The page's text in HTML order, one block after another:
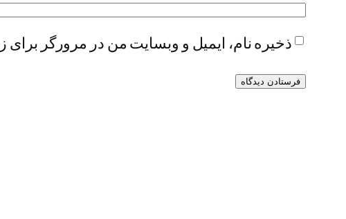
ذخیره نام، ایمیل و وبسایت من در مرورگر